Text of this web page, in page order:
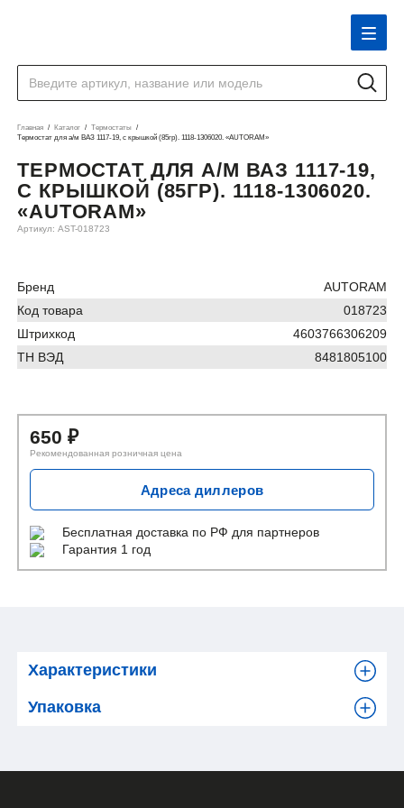
Главная Каталог
Термостаты
Термостат для а/м ВАЗ 1117-19, с крышкой (85гр). 1118-1306020. «AUTORAM»
ТЕРМОСТАТ ДЛЯ А/М ВАЗ 1117-19,
С КРЫШКОЙ (85ГР). 1118-1306020.
«AUTORAM»
Артикул: AST-018723
Бренд
AUTORAM
Код товара
018723
Штрихкод
4603766306209
ТН ВЭД
8481805100
650₽
Рекомендованная розничная цена
Адреса диллеров
Бесплатная доставка по РФ для партнеров
Гарантия 1 год
Характеристики
Упаковка